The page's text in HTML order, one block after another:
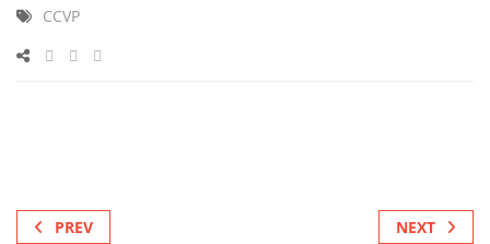
CCVP
PREV NEXT